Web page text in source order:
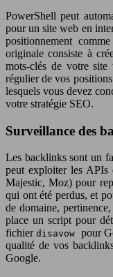
PowerShell peut
pour un site web en
positionnement
originale consiste à
mots-clés de votre
régulier de vos
lesquels vous devez
votre stratégie SEO.
Surveillance des
Les backlinks sont un
peut exploiter les APIs
Majestic, Moz) pour
qui ont été perdus, et
de domaine,
place un script pour
fichierdisavow pour
qualité de vos
Google.